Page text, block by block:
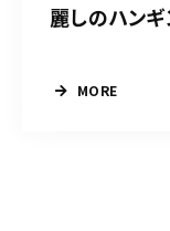
麗しのハン
MORE